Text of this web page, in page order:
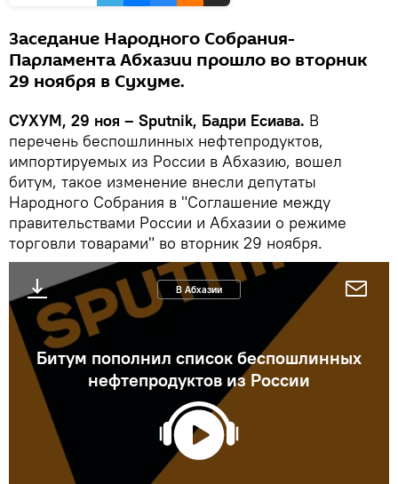
Заседание Народного Собрания-
Парламента Абхазии прошло во вторник
29 ноября в Сухуме.
СУХУМ, 29 ноя – Sputnik, Бадри Есиава. В
перечень беспошлинных нефтепродуктов,
импортируемых из России в Абхазию, вошел
битум, такое изменение внесли депутаты
Народного Cобрания в "Соглашение между
правительствами России и Абхазии о режиме
торговли товарами" во вторник 29 ноября.
В Абхазии
Битум пополнил список беспошлинных
нефтепродуктов из России